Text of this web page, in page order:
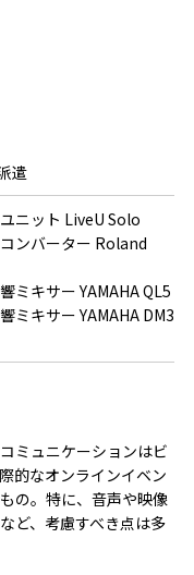
遣
ニット LiveU Solo
ンバーター Roland
ミキサー YAMAHA QL5
ミキサー YAMAHA DM3
ミュニケーションはビ
的なオンラインイベン
の。特に、音声や映像
ど、考慮すべき点は多